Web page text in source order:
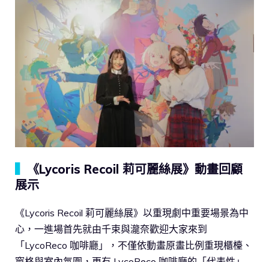
《Lycoris Recoil 莉可麗絲展》動畫回顧
展示
《Lycoris Recoil 莉可麗絲展》以重現劇中重要場景為中
心，一進場首先就由千束與瀧奈歡迎大家來到
「LycoReco 咖啡廳」，不僅依動畫原畫比例重現櫃檯、